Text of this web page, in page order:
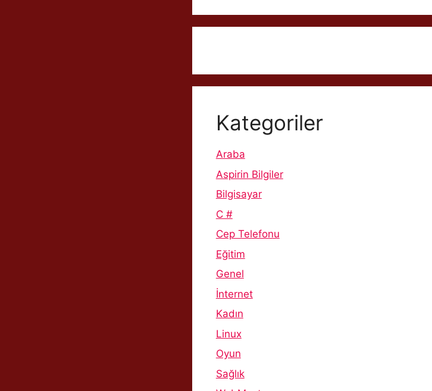
Kategoriler
Araba
Aspirin Bilgiler
Bilgisayar
C #
Cep Telefonu
Eğitim
Genel
İnternet
Kadın
Linux
Oyun
Sağlık